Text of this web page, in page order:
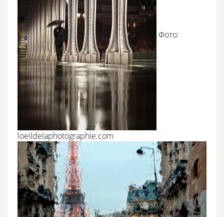
Фото:
loeildelaphotographie.com